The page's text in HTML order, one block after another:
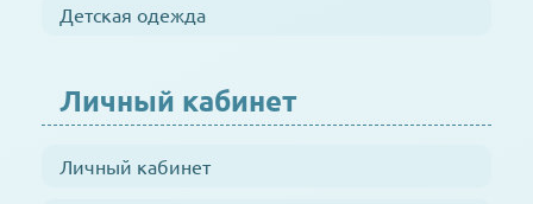
Детская одежда
Личный кабинет
Личный кабинет